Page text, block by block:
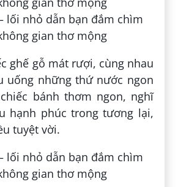
ghế gỗ mát rượi, cùng nhau
uống những thứ nước ngon
bánh thơm ngon, nghĩ
hạnh phúc trong tương lại,
tuyệt vời.